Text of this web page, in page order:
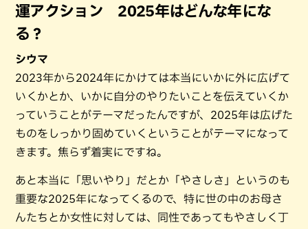
運アクション 2025年はどんな年にな
る？
シウマ
2023年から2024年にかけては本当にいかに外に広げて
いくかとか、いかに自分のやりたいことを伝えていくか
っていうことがテーマだったんですが、2025年は広げた
ものをしっかり固めていくということがテーマになって
きます。焦らず着実にですね。
あと本当に「思いやり」だとか「やさしさ」というのも
重要な2025年になってくるので、特に世の中のお母さ
んたちとか女性に対しては、同性であってもやさしく丁